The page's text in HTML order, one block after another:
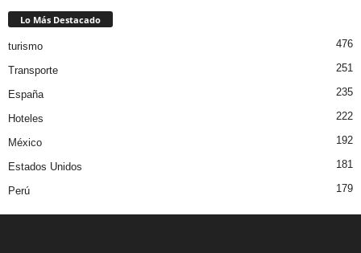
Lo Más Destacado
turismo 476
Transporte 251
España 235
Hoteles 222
México 192
Estados Unidos 181
Perú 179